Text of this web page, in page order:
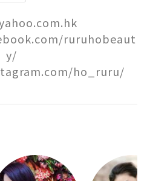
ruruhobeaut
y/
ho_ruru/